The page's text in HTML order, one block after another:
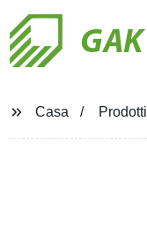
GAK
Casa Prodotti